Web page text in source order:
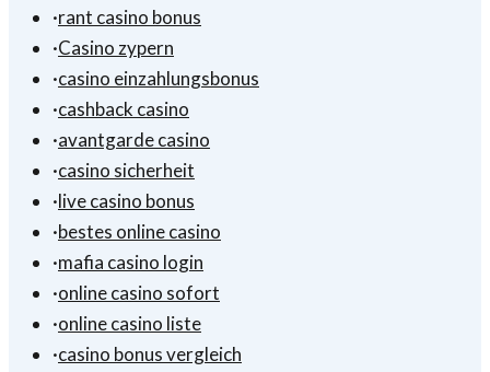
·rant casino bonus
·Casino zypern
·casino einzahlungsbonus
·cashback casino
·avantgarde casino
·casino sicherheit
·live casino bonus
·bestes online casino
·mafia casino login
·online casino sofort
·online casino liste
·casino bonus vergleich